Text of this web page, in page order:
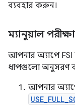
ব্যবহার করুন।
ম্যানুয়াল পরীক্ষা
আপনার অ্যাপে FSI
ধাপগুলো অনুসরণ
আপনার